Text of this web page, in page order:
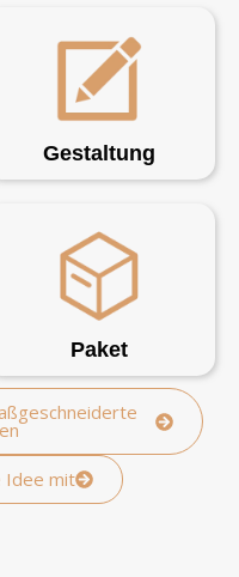
Gestaltung
Paket
Idee mit